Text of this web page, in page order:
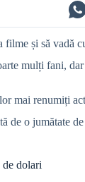
filme și să vadă
mulți fani,
mai renumiți
de o jumătate
dolari